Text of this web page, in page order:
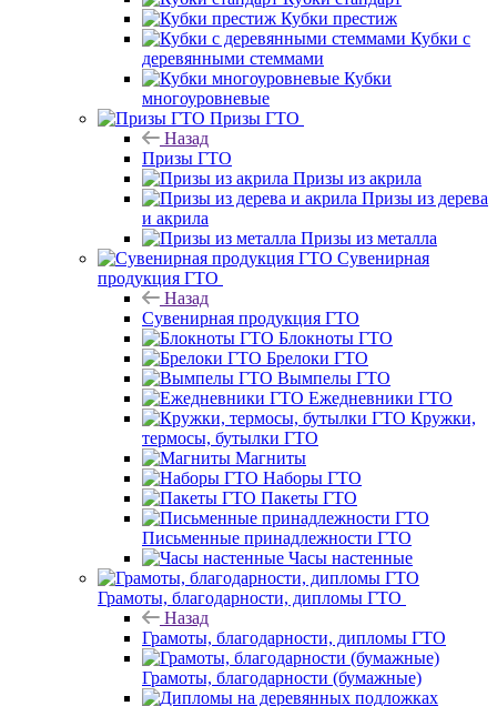
Кубки престиж
Кубки с
деревянными стеммами
Кубки
многоуровневые
Призы ГТО
Назад
Призы ГТО
Призы из акрила
Призы из дерева
и акрила
Призы из металла
Сувенирная
продукция ГТО
Назад
Сувенирная продукция ГТО
Блокноты ГТО
Брелоки ГТО
Вымпелы ГТО
Ежедневники ГТО
Кружки,
термосы, бутылки ГТО
Магниты
Наборы ГТО
Пакеты ГТО
Письменные принадлежности ГТО
Часы настенные
Грамоты, благодарности, дипломы ГТО
Назад
Грамоты, благодарности, дипломы ГТО
Грамоты, благодарности (бумажные)